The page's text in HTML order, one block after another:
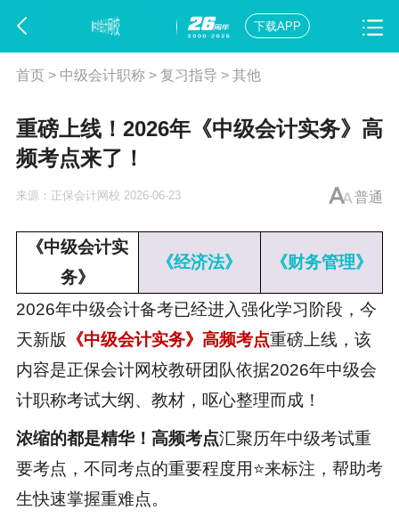
下载APP
首页> 中级会计职称> 复习指导 > 其他
重磅上线！2026年《中级会计实务》高
频考点来了！
普通
来源： 正保会计网校 2026-06-23
《中级会计实
务》
《经济法》 《财务管理》
2026年中级会计备考已经进入强化学习阶段，今
天新版 《中级会计实务》高频考点重磅上线，该
内容是正保会计网校教研团队依据2026年中级会
计职称考试大纲、教材，呕心整理而成！
浓缩的都是精华！高频考点汇聚历年中级考试重
要考点，不同考点的重要程度用⭐来标注，帮助考
生快速掌握重难点。